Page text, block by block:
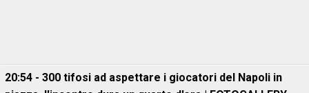
20:54 - 300 tifosi ad aspettare i giocatori del Napoli in